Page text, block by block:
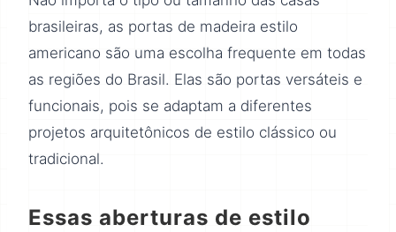
brasileiras, as portas de madeira estilo
americano são uma escolha frequente em todas
as regiões do Brasil. Elas são portas versáteis e
funcionais, pois se adaptam a diferentes
projetos arquitetônicos de estilo clássico ou
tradicional.
Essas aberturas de estilo